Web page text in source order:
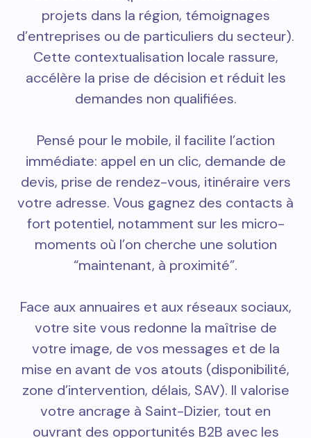
projets dans la région, témoignages
d’entreprises ou de particuliers du secteur).
Cette contextualisation locale rassure,
accélère la prise de décision et réduit les
demandes non qualifiées.
Pensé pour le mobile, il facilite l’action
immédiate: appel en un clic, demande de
devis, prise de rendez-vous, itinéraire vers
votre adresse. Vous gagnez des contacts à
fort potentiel, notamment sur les micro-
moments où l’on cherche une solution
“maintenant, à proximité”.
Face aux annuaires et aux réseaux sociaux,
votre site vous redonne la maîtrise de
votre image, de vos messages et de la
mise en avant de vos atouts (disponibilité,
zone d’intervention, délais, SAV). Il valorise
votre ancrage à Saint-Dizier, tout en
ouvrant des opportunités B2B avec les